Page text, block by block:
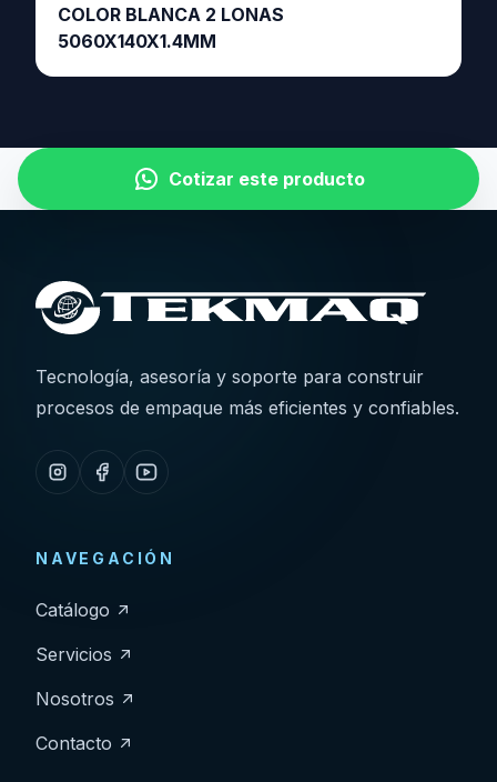
COLOR BLANCA 2 LONAS
5060X140X1.4MM
Cotizar este producto
Tecnología, asesoría y soporte para construir
procesos de empaque más eficientes y confiables.
NAVEGACIÓN
Catálogo
Servicios
Nosotros
Contacto